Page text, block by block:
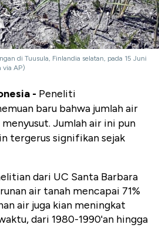
di Tuusula, Finlandia selatan, pada 15 Juni
via AP)
- Peneliti
baru bahwa jumlah air
Jumlah air ini pun
tergerus signifikan sejak
dari UC Santa Barbara
air tanah mencapai 71%
air juga kian meningkat
dari 1980-1990'an hingga